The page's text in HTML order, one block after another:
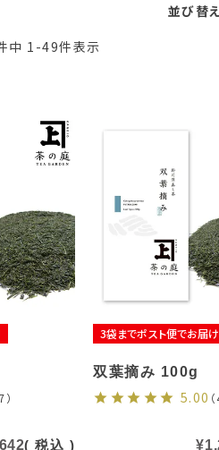
並び替え
中 1 -49件表示
）
税込
3袋までポスト便でお届け
双葉摘み 100g
5.00
¥